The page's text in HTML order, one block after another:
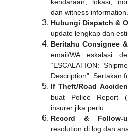
dan witness information.
Hubungi Dispatch &
update lengkap dan
Beritahu Consignee
email/WA eskalasi
“ESCALATION:
Description”. Sertakan
If Theft/Road
buat Police Report
insurer jika perlu.
Record & Follow-
resolution di log dan